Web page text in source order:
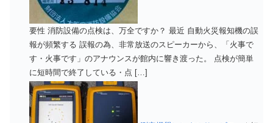
要性 消防設備の点検は、万全ですか？ 最近 自動火災報知機の誤
報が頻繁する 誤報の為、非常放送のスピーカーから、「火事で
す・火事です」のアナウンスが館内に響き渡った。 点検が簡単
に短時間で終了している・点 […]